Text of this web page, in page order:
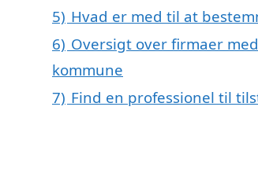
5) Hvad er med til at
6) Oversigt over firmaer
kommune
7) Find en professionel til